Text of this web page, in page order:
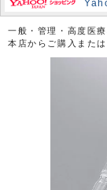
一般・管理・高度医
本店からご購入または